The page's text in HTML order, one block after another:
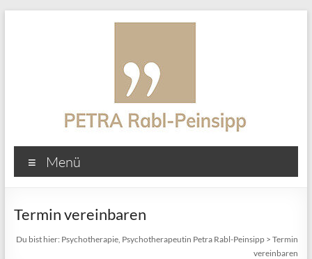
Psychotherapie,
Psychotherapeutin
Petra
Rabl-
Menü
Termin vereinbaren
Du bist hier: Psychotherapie, Psychotherapeutin Petra Rabl-Peinsipp >Termin
vereinbaren